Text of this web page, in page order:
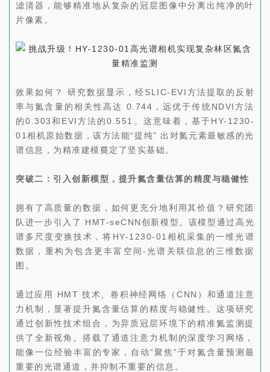
滤清器，能够精准地从复杂的冠层图像中分离出纯净的叶
片像素。
效果如何？ 研究数据显示，经SLIC-EVI方法提取的反射
率与氮含量的相关性高达 0.744，远优于传统NDVI方法
的0.303和EVI方法的0.551。这意味着，基于HY-1230-
01相机原始数据，该方法能“提纯” 出对氮元素最敏感的光
谱信息，为精准建模奠定了坚实基础。
突破二：引入创新模型， 提升氮含量估算的精度与稳健性
拥有了高质量的数据，如何更充分地利用其价值？研究团
队进一步引入了 HMT-seCNN创新模型。该模型通过高光
谱多尺度变换技术，将HY-1230-01相机采集的一维光谱
数据，重构为包含更丰富空间-光谱关联信息的三维数据
图。
通过应用 HMT 技术、卷积神经网络（CNN）和通道注意
力机制，显著提升氮含量估算的精度与稳健性。这项研究
通过创新性技术组合，为异质冠层环境下的精准氮监测提
供了全新视角。搭载了通道注意力机制的深度学习网络，
能像一位经验丰富的专家，自动“聚焦”于对氮含量预测最
重要的光谱通道，并抑制不重要的信息。